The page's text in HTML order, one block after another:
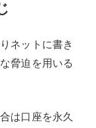
ネットに書き
脅迫を用いる
は口座を永久